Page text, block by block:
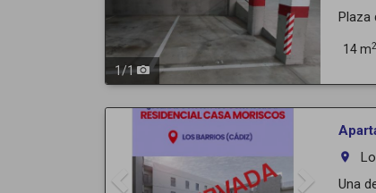
1/1
Plaza
14 m2
Previous
room
Una